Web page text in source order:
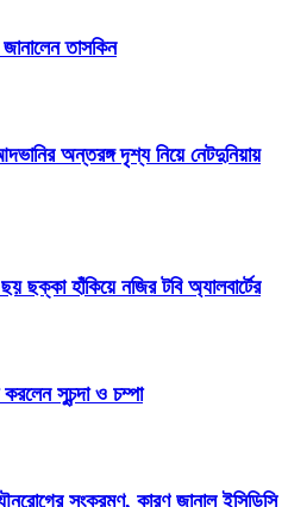
তাসকিন
অন্তরঙ্গ দৃশ্য নিয়ে নেটদুনিয়ায়
ছক্কা হাঁকিয়ে নজির টবি অ্যালবার্টের
সুচন্দা ও চম্পা
সংক্রমণ, কারণ জানাল ইসিডিসি